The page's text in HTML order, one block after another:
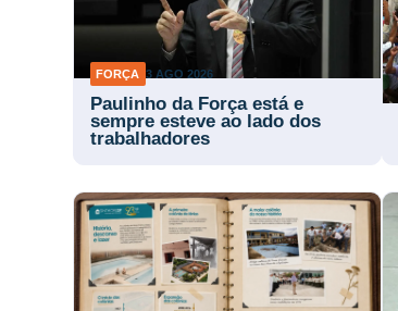
FORÇA 3 AGO 2026
Paulinho da Força está e
sempre esteve ao lado dos
trabalhadores